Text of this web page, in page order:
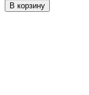
В корзину